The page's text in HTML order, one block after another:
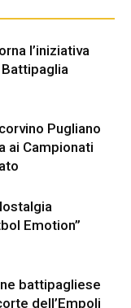
l’iniziativa
Pugliano
ai Campionati
Emotion”
battipagliese
dell’Empoli